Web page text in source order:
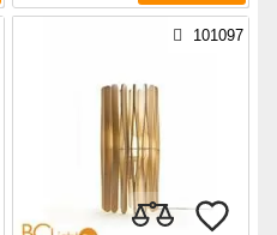
101097